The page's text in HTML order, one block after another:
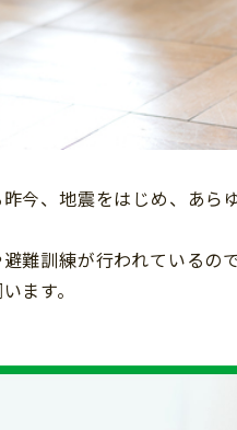
今、地震をはじめ、あら
難訓練が行われているの
ます。